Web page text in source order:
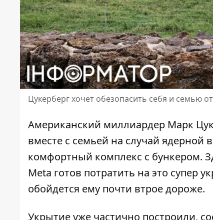
Цукерберг хочет обезопасить себя и семью
Американский миллиардер Марк
вместе с семьей на случай ядерной
комфортный комплекс с бункером.
Meta готов потратить на это супер
обойдется ему почти втрое дороже.
Укрытиеуже частично построили,